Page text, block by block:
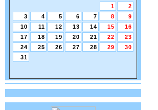
1
2
3
4 5 6 7 8
9
10
11 12 13 14 15
16
17
18 19 20 21 22
23
24
25 26 27 28 29
30
31